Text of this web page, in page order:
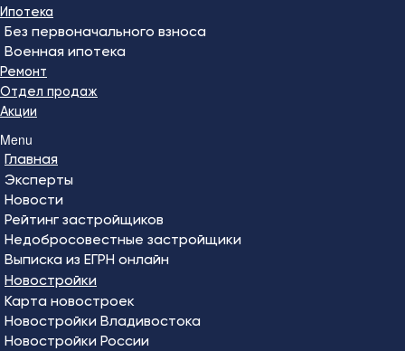
Ипотека
Без первоначального взноса
Военная ипотека
Ремонт
Отдел продаж
Акции
Menu
Главная
Эксперты
Новости
Рейтинг застройщиков
Недобросовестные застройщики
Выписка из ЕГРН онлайн
Новостройки
Карта новостроек
Новостройки Владивостока
Новостройки России